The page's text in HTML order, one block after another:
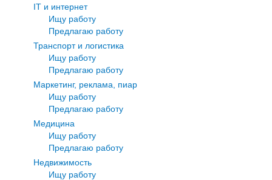
IT и интернет
Ищу работу
Предлагаю работу
Транспорт и логистика
Ищу работу
Предлагаю работу
Маркетинг, реклама, пиар
Ищу работу
Предлагаю работу
Медицина
Ищу работу
Предлагаю работу
Недвижимость
Ищу работу